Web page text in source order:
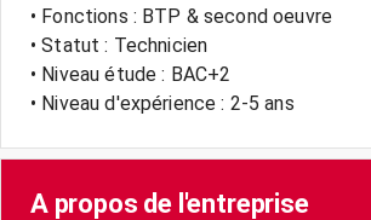
• Fonctions : BTP & second oeuvre
• Statut : Technicien
• Niveau étude : BAC+2
• Niveau d'expérience : 2-5 ans
A propos de l'entreprise